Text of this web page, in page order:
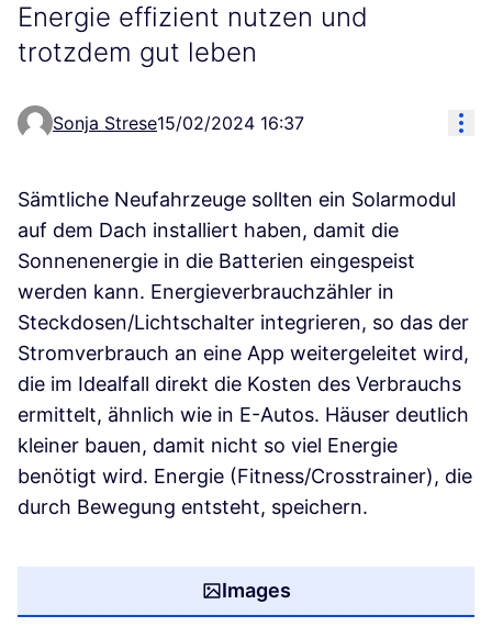
Energie effizient nutzen und
trotzdem gut leben
Sonja Strese15/02/2024 16:37
Sämtliche Neufahrzeuge sollten ein Solarmodul
auf dem Dach installiert haben, damit die
Sonnenenergie in die Batterien eingespeist
werden kann. Energieverbrauchzähler in
Steckdosen/Lichtschalter integrieren, so das der
Stromverbrauch an eine App weitergeleitet wird,
die im Idealfall direkt die Kosten des Verbrauchs
ermittelt, ähnlich wie in E-Autos. Häuser deutlich
kleiner bauen, damit nicht so viel Energie
benötigt wird. Energie (Fitness/Crosstrainer), die
durch Bewegung entsteht, speichern.
Images